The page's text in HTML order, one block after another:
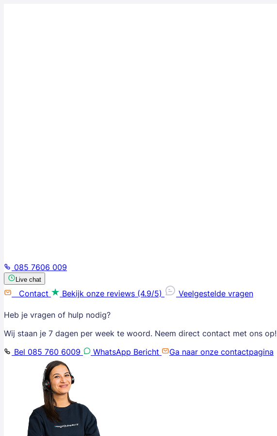
085 7606 009
Live chat
Contact Bekijk onze reviews (4.9/5)
Veelgestelde vragen
Heb je vragen of hulp nodig?
Wij staan je 7 dagen per week te woord. Neem direct contact met ons op!
Bel 085 760 6009
WhatsApp Bericht Ga naar onze contactpagina